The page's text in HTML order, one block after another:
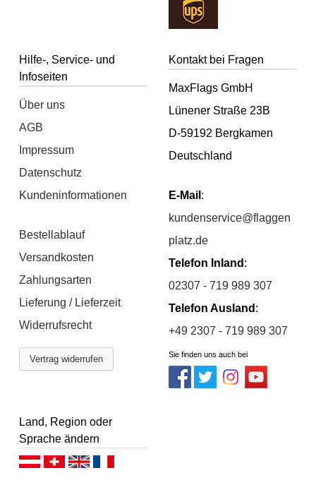
Hilfe-, Service- und
Infoseiten
Über uns
AGB
Impressum
Datenschutz
Kundeninformationen
Bestellablauf
Versandkosten
Zahlungsarten
Lieferung / Lieferzeit
Widerrufsrecht
Vertrag widerrufen
Kontakt bei Fragen
MaxFlags GmbH
Lünener Straße 23B
D-59192 Bergkamen
Deutschland
E-Mail :
kundenservice@flaggen
platz.de
Telefon Inland :
02307 - 719 989 307
Telefon Ausland :
+49 2307 - 719 989 307
Sie finden uns auch bei
Land, Region oder
Sprache ändern
Deutsch (AT)Deutsch (CH)